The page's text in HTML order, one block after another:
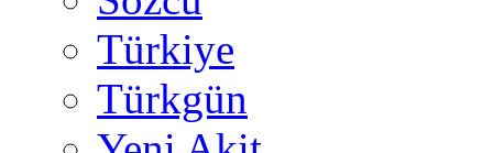
Türkiye
Türkgün